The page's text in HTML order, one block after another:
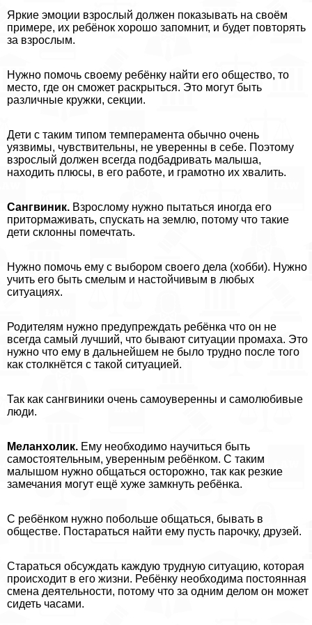
Яркие эмоции взрослый должен показывать на своём
примере, их ребёнок хорошо запомнит, и будет повторять
за взрослым.
Нужно помочь своему ребёнку найти его общество, то
место, где он сможет раскрыться. Это могут быть
различные кружки, секции.
Дети с таким типом темперамента обычно очень
уязвимы, чувствительны, не уверенны в себе. Поэтому
взрослый должен всегда подбадривать малыша,
находить плюсы, в его работе, и грамотно их хвалить.
Сангвиник. Взрослому нужно пытаться иногда его
притормаживать, спускать на землю, потому что такие
дети склонны помечтать.
Нужно помочь ему с выбором своего дела (хобби). Нужно
учить его быть смелым и настойчивым в любых
ситуациях.
Родителям нужно предупреждать ребёнка что он не
всегда самый лучший, что бывают ситуации промаха. Это
нужно что ему в дальнейшем не было трудно после того
как столкнётся с такой ситуацией.
Так как сангвиники очень самоуверенны и самолюбивые
люди.
Меланхолик. Ему необходимо научиться быть
самостоятельным, уверенным ребёнком. С таким
малышом нужно общаться осторожно, так как резкие
замечания могут ещё хуже замкнуть ребёнка.
С ребёнком нужно побольше общаться, бывать в
обществе. Постараться найти ему пусть парочку, друзей.
Стараться обсуждать каждую трудную ситуацию, которая
происходит в его жизни. Ребёнку необходима постоянная
смена деятельности, потому что за одним делом он может
сидеть часами.